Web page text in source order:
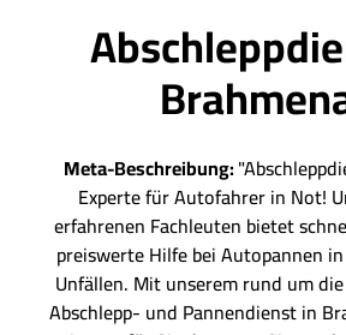
Meta-Beschreibung:
Experte für Autofahrer in Not!
erfahrenen Fachleuten bietet
preiswerte Hilfe bei Autopannen
Unfällen. Mit unserem rund um
Abschlepp- und Pannendienst in